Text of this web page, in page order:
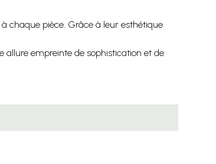
chaque pièce. Grâce à leur esthétique
allure empreinte de sophistication et de